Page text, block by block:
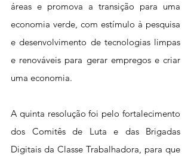
áreas e promova a transição para uma
economia verde, com estímulo à pesquisa
e desenvolvimento de tecnologias limpas
e renováveis para gerar empregos e criar
uma economia.
A quinta resolução foi pelo fortalecimento
dos Comitês de Luta e das Brigadas
Digitais da Classe Trabalhadora, para que